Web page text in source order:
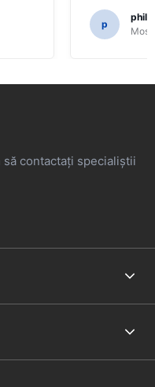
p
să contactați specialiștii